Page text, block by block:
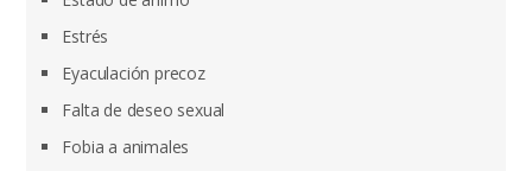
Estrés
Eyaculación precoz
Falta de deseo sexual
Fobia a animales